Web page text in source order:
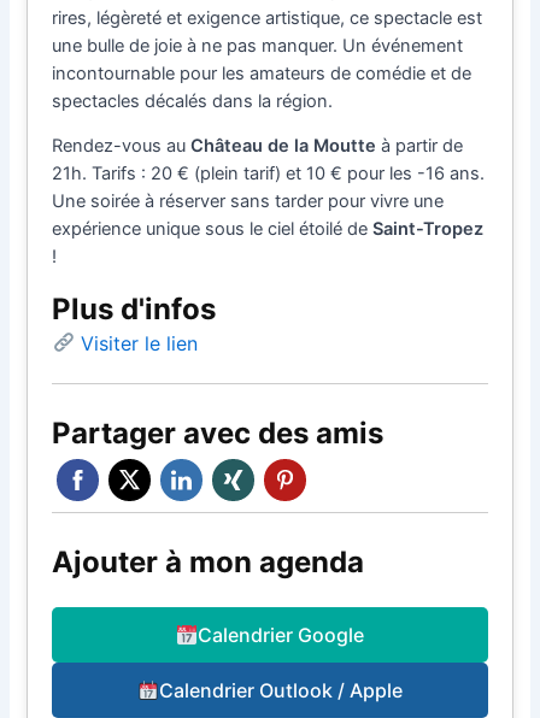
rires, légèreté et exigence artistique, ce spectacle est
une bulle de joie à ne pas manquer. Un événement
incontournable pour les amateurs de comédie et de
spectacles décalés dans la région.
Rendez-vous auChâteau de la Moutte à partir de
21h. Tarifs : 20 € (plein tarif) et 10 € pour les -16 ans.
Une soirée à réserver sans tarder pour vivre une
expérience unique sous le ciel étoilé deSaint-Tropez
!
Plus d'infos
Visiter le lien
Partager avec des amis
Ajouter à mon agenda
Calendrier Google
Calendrier Outlook / Apple